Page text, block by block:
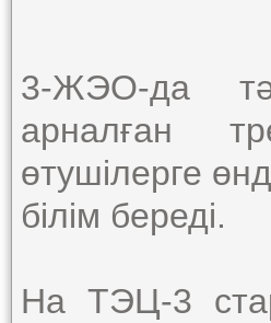
3-ЖЭО-да
арналған
өтушілерге
білім береді.
На ТЭЦ-3